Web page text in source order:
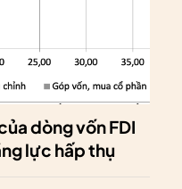
dòng vốn FDI
lực hấp thụ